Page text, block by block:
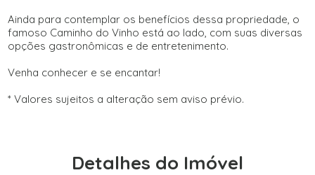
Ainda para contemplar os benefícios dessa propriedade, o
famoso Caminho do Vinho está ao lado, com suas diversas
opções gastronômicas e de entretenimento.
Venha conhecer e se encantar!
* Valores sujeitos a alteração sem aviso prévio.
Detalhes do Imóvel